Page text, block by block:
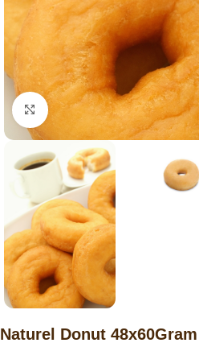
Click to enlarge
Naturel Donut 48x60Gram